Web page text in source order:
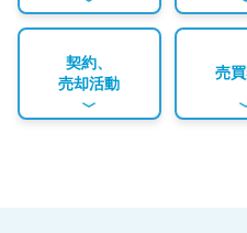
契約、
売却活動
売